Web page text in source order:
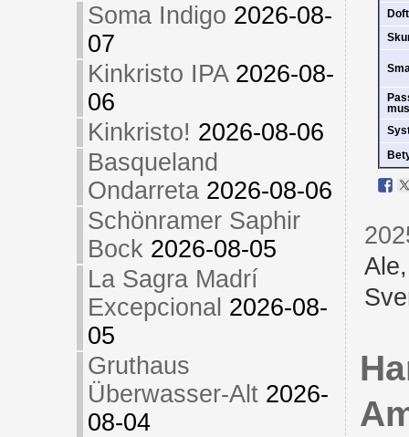
Soma Indigo 2026-08-
07
Kinkristo IPA 2026-08-
06
Kinkristo! 2026-08-06
Basqueland
Ondarreta 2026-08-06
Schönramer Saphir
Bock 2026-08-05
La Sagra Madrí
Excepcional 2026-08-
05
Gruthaus
Überwasser-Alt 2026-
08-04
Doft